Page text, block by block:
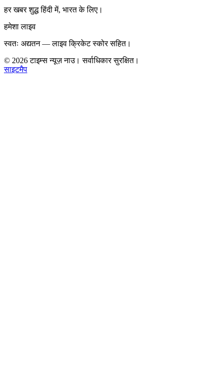
हर खबर शुद्ध हिंदी में, भारत के लिए।
हमेशा लाइव
स्वतः अद्यतन — लाइव क्रिकेट स्कोर सहित।
© 2026टाइम्स न्यूज़ नाउ। सर्वाधिकार सुरक्षित।
साइटमैप